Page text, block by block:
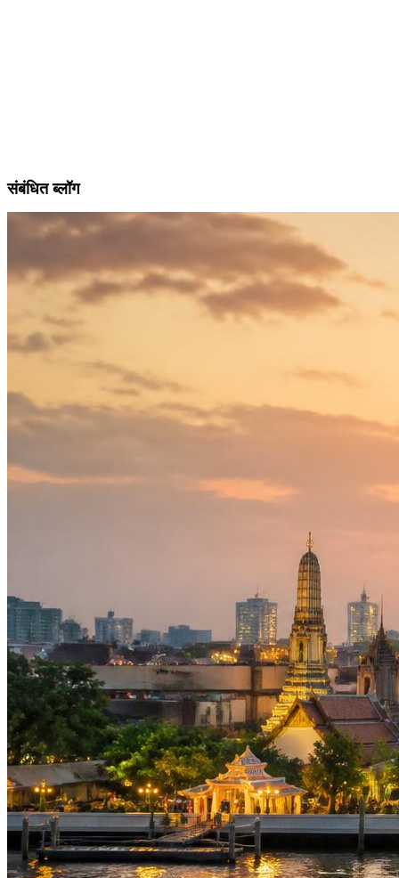
संबंधित ब्लॉग